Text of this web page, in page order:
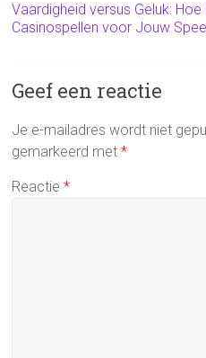
Vaardigheid versus Geluk:
Casinospellen voor Jouw
Geef een reactie
Je e-mailadres wordt niet
gemarkeerd met*
Reactie*